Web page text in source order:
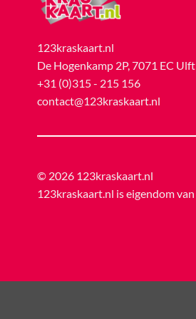
123kraskaart.nl
De Hogenkamp 2P, 7071 EC Ulft
+31 (0)315 - 215 156
contact@123kraskaart.nl
© 2026 123kraskaart.nl
123kraskaart.nl is eigendom van